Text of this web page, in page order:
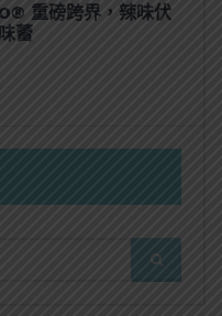
重磅跨界，辣味伏
蕾
SEARCH